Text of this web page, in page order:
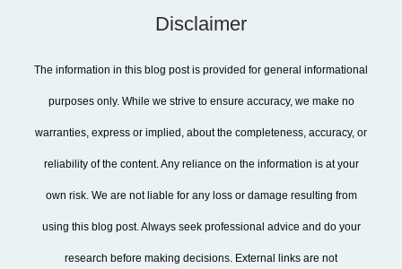
Disclaimer
The information in this blog post is provided for general informational
purposes only. While we strive to ensure accuracy, we make no
warranties, express or implied, about the completeness, accuracy, or
reliability of the content. Any reliance on the information is at your
own risk. We are not liable for any loss or damage resulting from
using this blog post. Always seek professional advice and do your
research before making decisions. External links are not